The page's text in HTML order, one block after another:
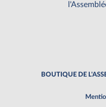
BOUTIQUE DE